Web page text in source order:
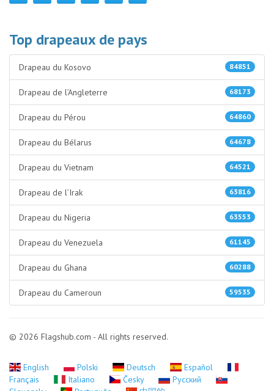
Top drapeaux de pays
84851
Drapeau du Kosovo
68173
Drapeau de l’Angleterre
64860
Drapeau du Pérou
64678
Drapeau du Bélarus
64521
Drapeau du Vietnam
63816
Drapeau de l’Irak
63553
Drapeau du Nigeria
61145
Drapeau du Venezuela
60288
Drapeau du Ghana
59535
Drapeau du Cameroun
© 2026 Flagshub.com - All rights reserved.
English Polski Deutsch
Español
Français
Italiano Česky
Русский